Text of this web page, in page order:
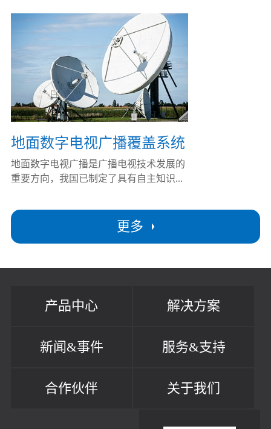
更多
地面数字电视广播覆盖系统
地面数字电视广播是广播电视技术发展的
重要方向，我国已制定了具有自主知识...
产品中心 解决方案
新闻&事件 服务&支持
合作伙伴 关于我们